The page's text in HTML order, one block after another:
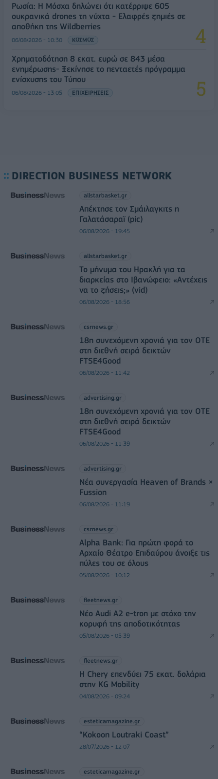
Ρωσία: Η Μόσχα δηλώνει ότι κατέρριψε 605
ουκρανικά drones τη νύχτα - Ελαφρές ζημιές σε
αποθήκη της Wildberries
06/08/2026 - 10:30 ΚΟΣΜΟΣ
Χρηματοδότηση 8 εκατ. ευρώ σε 843 μέσα
ενημέρωσης- Ξεκίνησε το πενταετές πρόγραμμα
ενίσχυσης του Τύπου
06/08/2026 - 13:05 ΕΠΙΧΕΙΡΗΣΕΙΣ
DIRECTION BUSINESS NETWORK
allstarbasket.gr
Απέκτησε τον Σμάιλαγκιτς η
Γαλατάσαραϊ (pic)
06/08/2026 - 19:45
allstarbasket.gr
Το μήνυμα του Ηρακλή για τα
διαρκείας στο Ιβανώφειο: «Αντέχεις
να το ζήσεις;» (vid)
06/08/2026 - 18:56
csrnews.gr
18η συνεχόμενη χρονιά για τον ΟΤΕ
στη διεθνή σειρά δεικτών
FTSE4Good
06/08/2026 - 11:42
advertising.gr
18η συνεχόμενη χρονιά για τον ΟΤΕ
στη διεθνή σειρά δεικτών
FTSE4Good
06/08/2026 - 11:39
advertising.gr
Νέα συνεργασία Heaven of Brands ×
Fussion
06/08/2026 - 11:19
csrnews.gr
Alpha Bank: Για πρώτη φορά το
Αρχαίο Θέατρο Επιδαύρου άνοιξε τις
πύλες του σε όλους
05/08/2026 - 10:12
fleetnews.gr
Νέο Audi A2 e-tron με στόχο την
κορυφή της αποδοτικότητας
05/08/2026 - 05:39
fleetnews.gr
Η Chery επενδύει 75 εκατ. δολάρια
στην KG Mobility
04/08/2026 - 09:24
esteticamagazine.gr
“Kokoon Loutraki Coast”
28/07/2026 - 12:07
esteticamagazine.gr